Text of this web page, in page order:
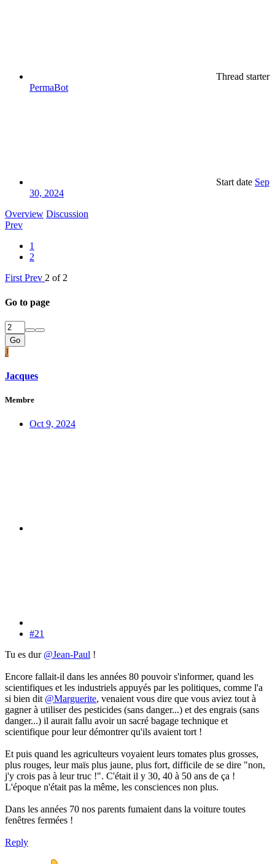
Thread starter
PermaBot
Start date Sep
30, 2024
Overview Discussion
Prev
1
2
First Prev 2 of 2
Go to page
Go
J
Jacques
Membre
Oct 9, 2024
#21
Tu es dur @Jean-Paul !
Encore fallait-il dans les années 80 pouvoir s'informer, quand les
scientifiques et les industriels appuyés par les politiques, comme l'a
si bien dit @Marguerite, venaient vous dire que vous aviez tout à
gagner à utiliser des pesticides (sans danger...) et des engrais (sans
danger...) il aurait fallu avoir un sacré bagage technique et
scientifique pour leur démontrer qu'ils avaient tort !
Et puis quand les agriculteurs voyaient leurs tomates plus grosses,
plus rouges, leur maïs plus jaune, plus fort, difficile de se dire "non,
j'y crois pas à leur truc !". C'était il y 30, 40 à 50 ans de ça !
L'époque n'était pas la même, les consciences non plus.
Dans les années 70 nos parents fumaient dans la voiture toutes
fenêtres fermées !
Reply